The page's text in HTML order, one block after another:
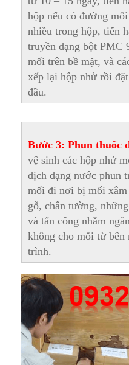
hộp nếu có đường
nhiều trong hộp, tiến
truyền dạng bột PMC
mối trên bề mặt, và
xếp lại hộp nhử rồi
đầu.
Bước 3: Phun thuốc
vệ sinh các hộp nhử
dịch dạng nước phun
mối đi nơi bị mối xâm
gỗ, chân tường,
và tấn công nhằm
không cho mối từ bên
trình.